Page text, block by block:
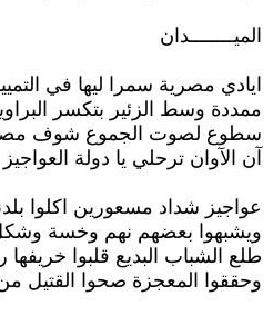
الميــــــــدان
ايادي مصرية سمرا ليها في
ممددة وسط الزئير بتكسر
سطوع لصوت الجموع شوف
آن الآوان ترحلي يا دولة العواجيز
عواجيز شداد مسعورين اكلوا
ويشبهوا بعضهم نهم وخسة
طلع الشباب البديع قلبوا خريفها
وحققوا المعجزة صحوا القتيل